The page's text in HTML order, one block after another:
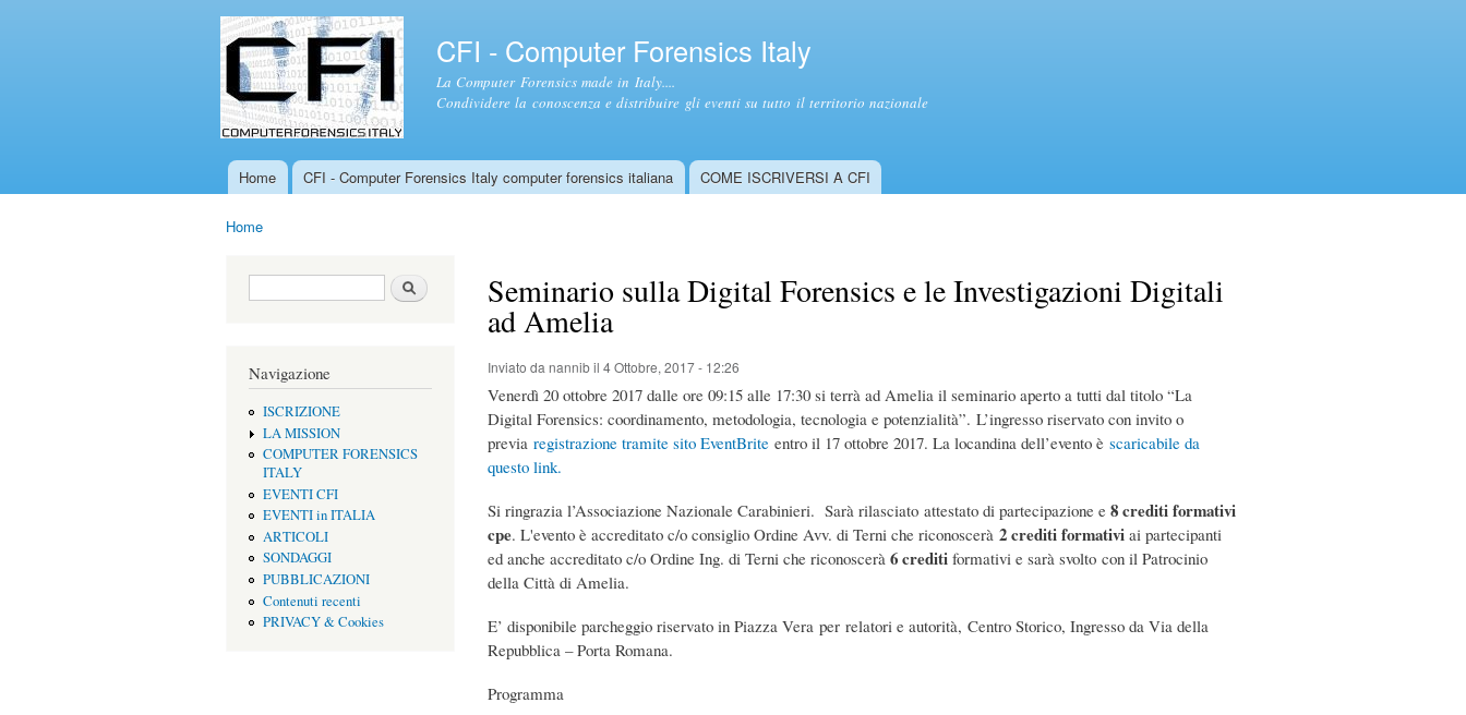
principale
CFI - Computer Forensics Italy
La Computer Forensics made in Italy....
Condividere la conoscenza e distribuire gli eventi su tutto il territorio nazionale
Menu principale
Home CFI - Computer Forensics Italy computer forensics italiana COME ISCRIVERSI A CFI
Home
Form di ricerca Cerca
Navigazione
ISCRIZIONE
LA MISSION
COMPUTER FORENSICS
ITALY
EVENTI CFI
EVENTI in ITALIA
ARTICOLI
SONDAGGI
PUBBLICAZIONI
Contenuti recenti
PRIVACY & Cookies
Seminario sulla Digital Forensics e le Investigazioni Digitali
ad Amelia
Inviato da nannibil 4 Ottobre, 2017 - 12:26
Venerdì 20 ottobre 2017 dalle ore 09:15 alle 17:30 si terrà ad Amelia il seminario aperto a tutti dal titolo “La
Digital Forensics: coordinamento, metodologia, tecnologia e potenzialità”. L’ingresso riservato con invito o
previa registrazione tramite sito EventBrite entro il 17 ottobre 2017. La locandina dell’evento è scaricabile da
questo link.
Si ringrazia l’Associazione Nazionale Carabinieri. Sarà rilasciato attestato di partecipazione e 8 crediti formativi
cpe. L'evento è accreditato c/o consiglio Ordine Avv. di Terni che riconoscerà 2 crediti formativi ai partecipanti
ed anche accreditato c/o Ordine Ing. di Terni che riconoscerà 6 crediti formativi e sarà svolto con il Patrocinio
della Città di Amelia.
E’ disponibile parcheggio riservato in Piazza Vera per relatori e autorità, Centro Storico, Ingresso da Via della
Repubblica – Porta Romana.
Programma